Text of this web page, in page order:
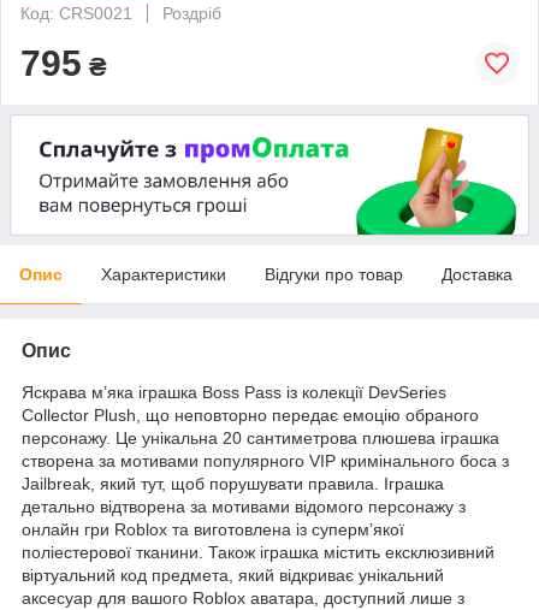
Код: CRS0021
Роздріб
795 ₴
Опис Характеристики Відгуки про товар Доставка
Опис
Яскрава м’яка іграшка Boss Pass із колекції DevSeries
Collector Plush, що неповторно передає емоцію обраного
персонажу. Це унікальна 20 сантиметрова плюшева іграшка
створена за мотивами популярного VIP кримінального боса з
Jailbreak, який тут, щоб порушувати правила. Іграшка
детально відтворена за мотивами відомого персонажу з
онлайн гри Roblox та виготовлена із суперм’якої
поліестерової тканини. Також іграшка містить ексклюзивний
віртуальний код предмета, який відкриває унікальний
аксесуар для вашого Roblox аватара, доступний лише з